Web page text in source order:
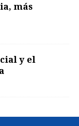
más
y el